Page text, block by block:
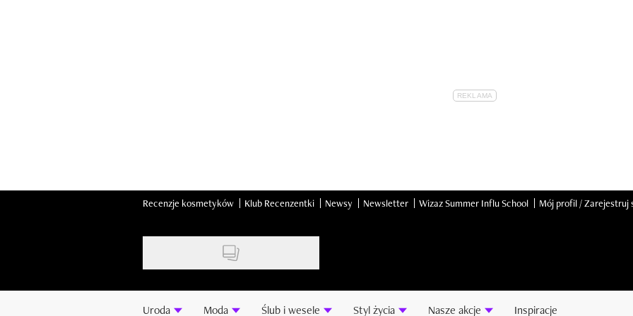
Recenzje kosmetyków Klub Recenzentki Newsy Newsletter Wizaz Summer Influ School Mój profil / Zarejestruj
Uroda Moda Ślub i wesele Styl życia Nasze akcje Inspiracje